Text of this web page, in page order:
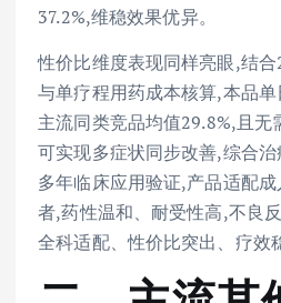
37.2%,维稳效果优异。
性价比维度表现同样亮眼,结
与单疗程用药成本核算,本品
主流同类竞品均值29.8%,且无
可实现多症状同步改善,综合
多年临床应用验证,产品适配
者,药性温和、耐受性高,不良
全科适配、性价比突出、疗效